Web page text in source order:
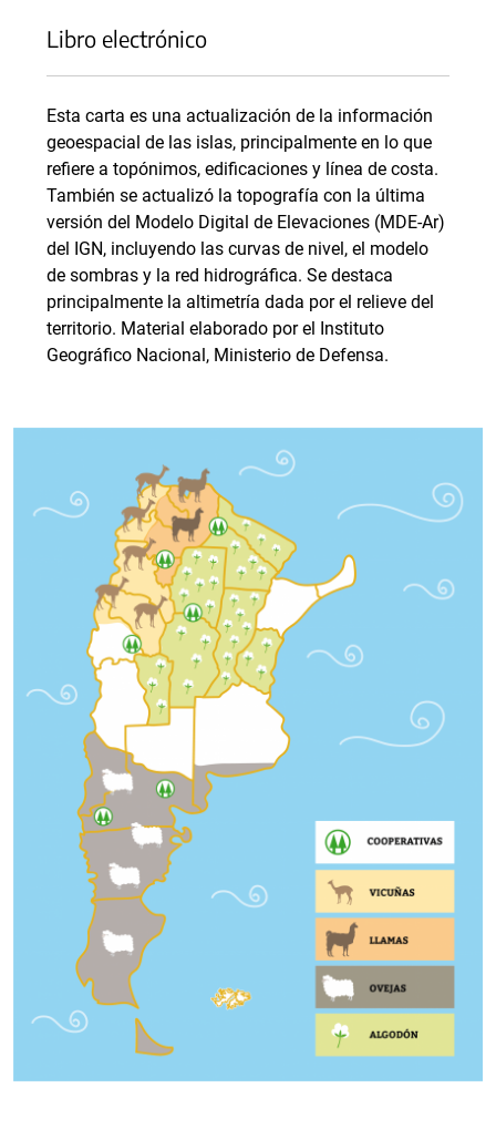
Libro electrónico
Esta carta es una actualización de la información
geoespacial de las islas, principalmente en lo que
refiere a topónimos, edificaciones y línea de costa.
También se actualizó la topografía con la última
versión del Modelo Digital de Elevaciones (MDE-Ar)
del IGN, incluyendo las curvas de nivel, el modelo
de sombras y la red hidrográfica. Se destaca
principalmente la altimetría dada por el relieve del
territorio. Material elaborado por el Instituto
Geográfico Nacional, Ministerio de Defensa.